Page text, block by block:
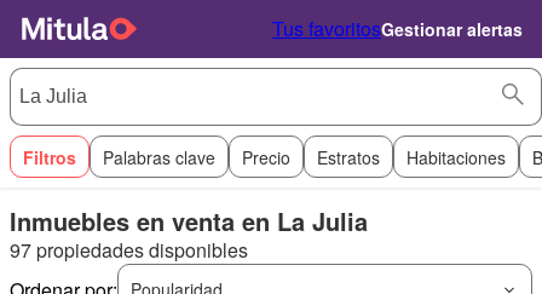
Tus favoritosGestionar alertas
Filtros Palabras clave Precio Estratos Habitaciones
Inmuebles en venta en La Julia
97 propiedades disponibles
Popularidad